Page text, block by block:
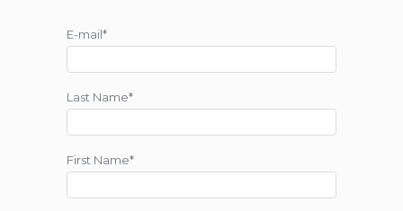
E-mail*
Last Name*
First Name*